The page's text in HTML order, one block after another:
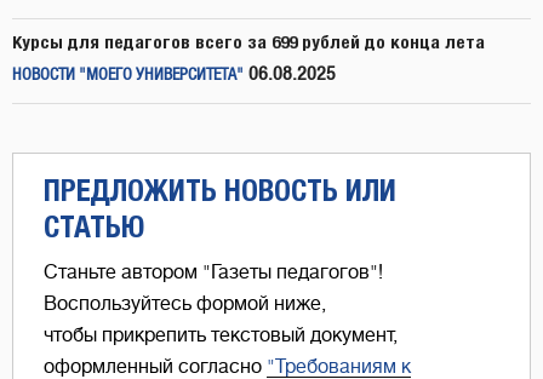
Курсы для педагогов всего за 699 рублей до конца лета
НОВОСТИ "МОЕГО УНИВЕРСИТЕТА" 06.08.2025
ПРЕДЛОЖИТЬ НОВОСТЬ ИЛИ
СТАТЬЮ
Станьте автором "Газеты педагогов"!
Воспользуйтесь формой ниже,
чтобы прикрепить текстовый документ,
оформленный согласно "Требованиям к